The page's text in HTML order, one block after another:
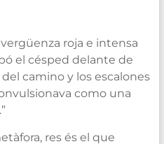
vergüenza roja e intensa
el césped delante de
camino y los escalones
como una
res és el que